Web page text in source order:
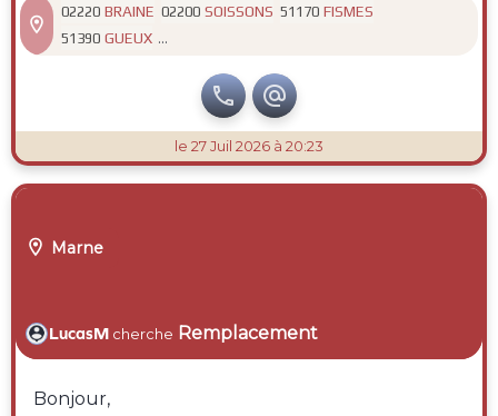

02220 BRAINE 02200 SOISSONS 51170 FISMES
51390 GUEUX ...
 
le 27 Juil 2026 à 20:23
 Marne
LucasM cherche Remplacement
Bonjour,